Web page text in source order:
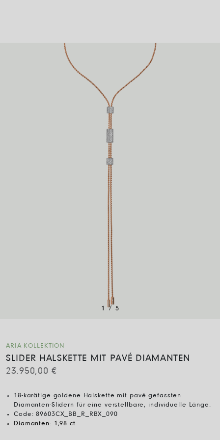
1 / 5
ARIA KOLLEKTION
SLIDER HALSKETTE MIT PAVÉ DIAMANTEN
23.950,00 €
18-karätige goldene Halskette mit pavé gefassten
Diamanten-Slidern für eine verstellbare, individuelle Länge.
Code:89603CX_BB_R_RBX_090
Diamanten: 1,98 ct